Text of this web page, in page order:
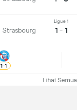
Strasbourg
Ligue 1
1 - 1
1-1
Lihat Semua